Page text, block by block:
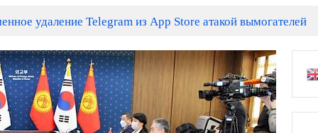
удаление Telegram из App Store атакой вымогателей